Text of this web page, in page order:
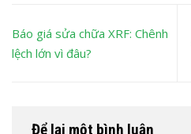
Báo giá sửa chữa XRF: Chênh
lệch lớn vì đâu?
Để lại một bình luận